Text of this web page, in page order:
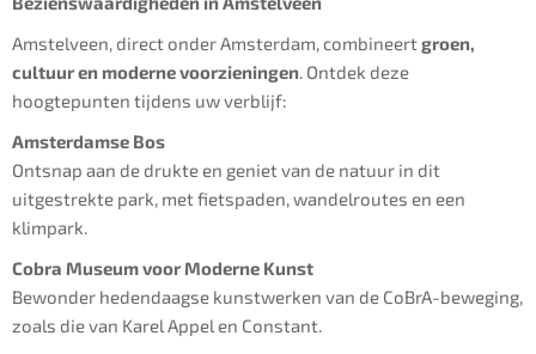
Amstelveen, direct onder Amsterdam, combineertgroen,
cultuur en moderne voorzieningen. Ontdek deze
hoogtepunten tijdens uw verblijf:
Amsterdamse Bos
Ontsnap aan de drukte en geniet van de natuur in dit
uitgestrekte park, met fietspaden, wandelroutes en een
klimpark.
Cobra Museum voor Moderne Kunst
Bewonder hedendaagse kunstwerken van de CoBrA-beweging,
zoals die van Karel Appel en Constant.